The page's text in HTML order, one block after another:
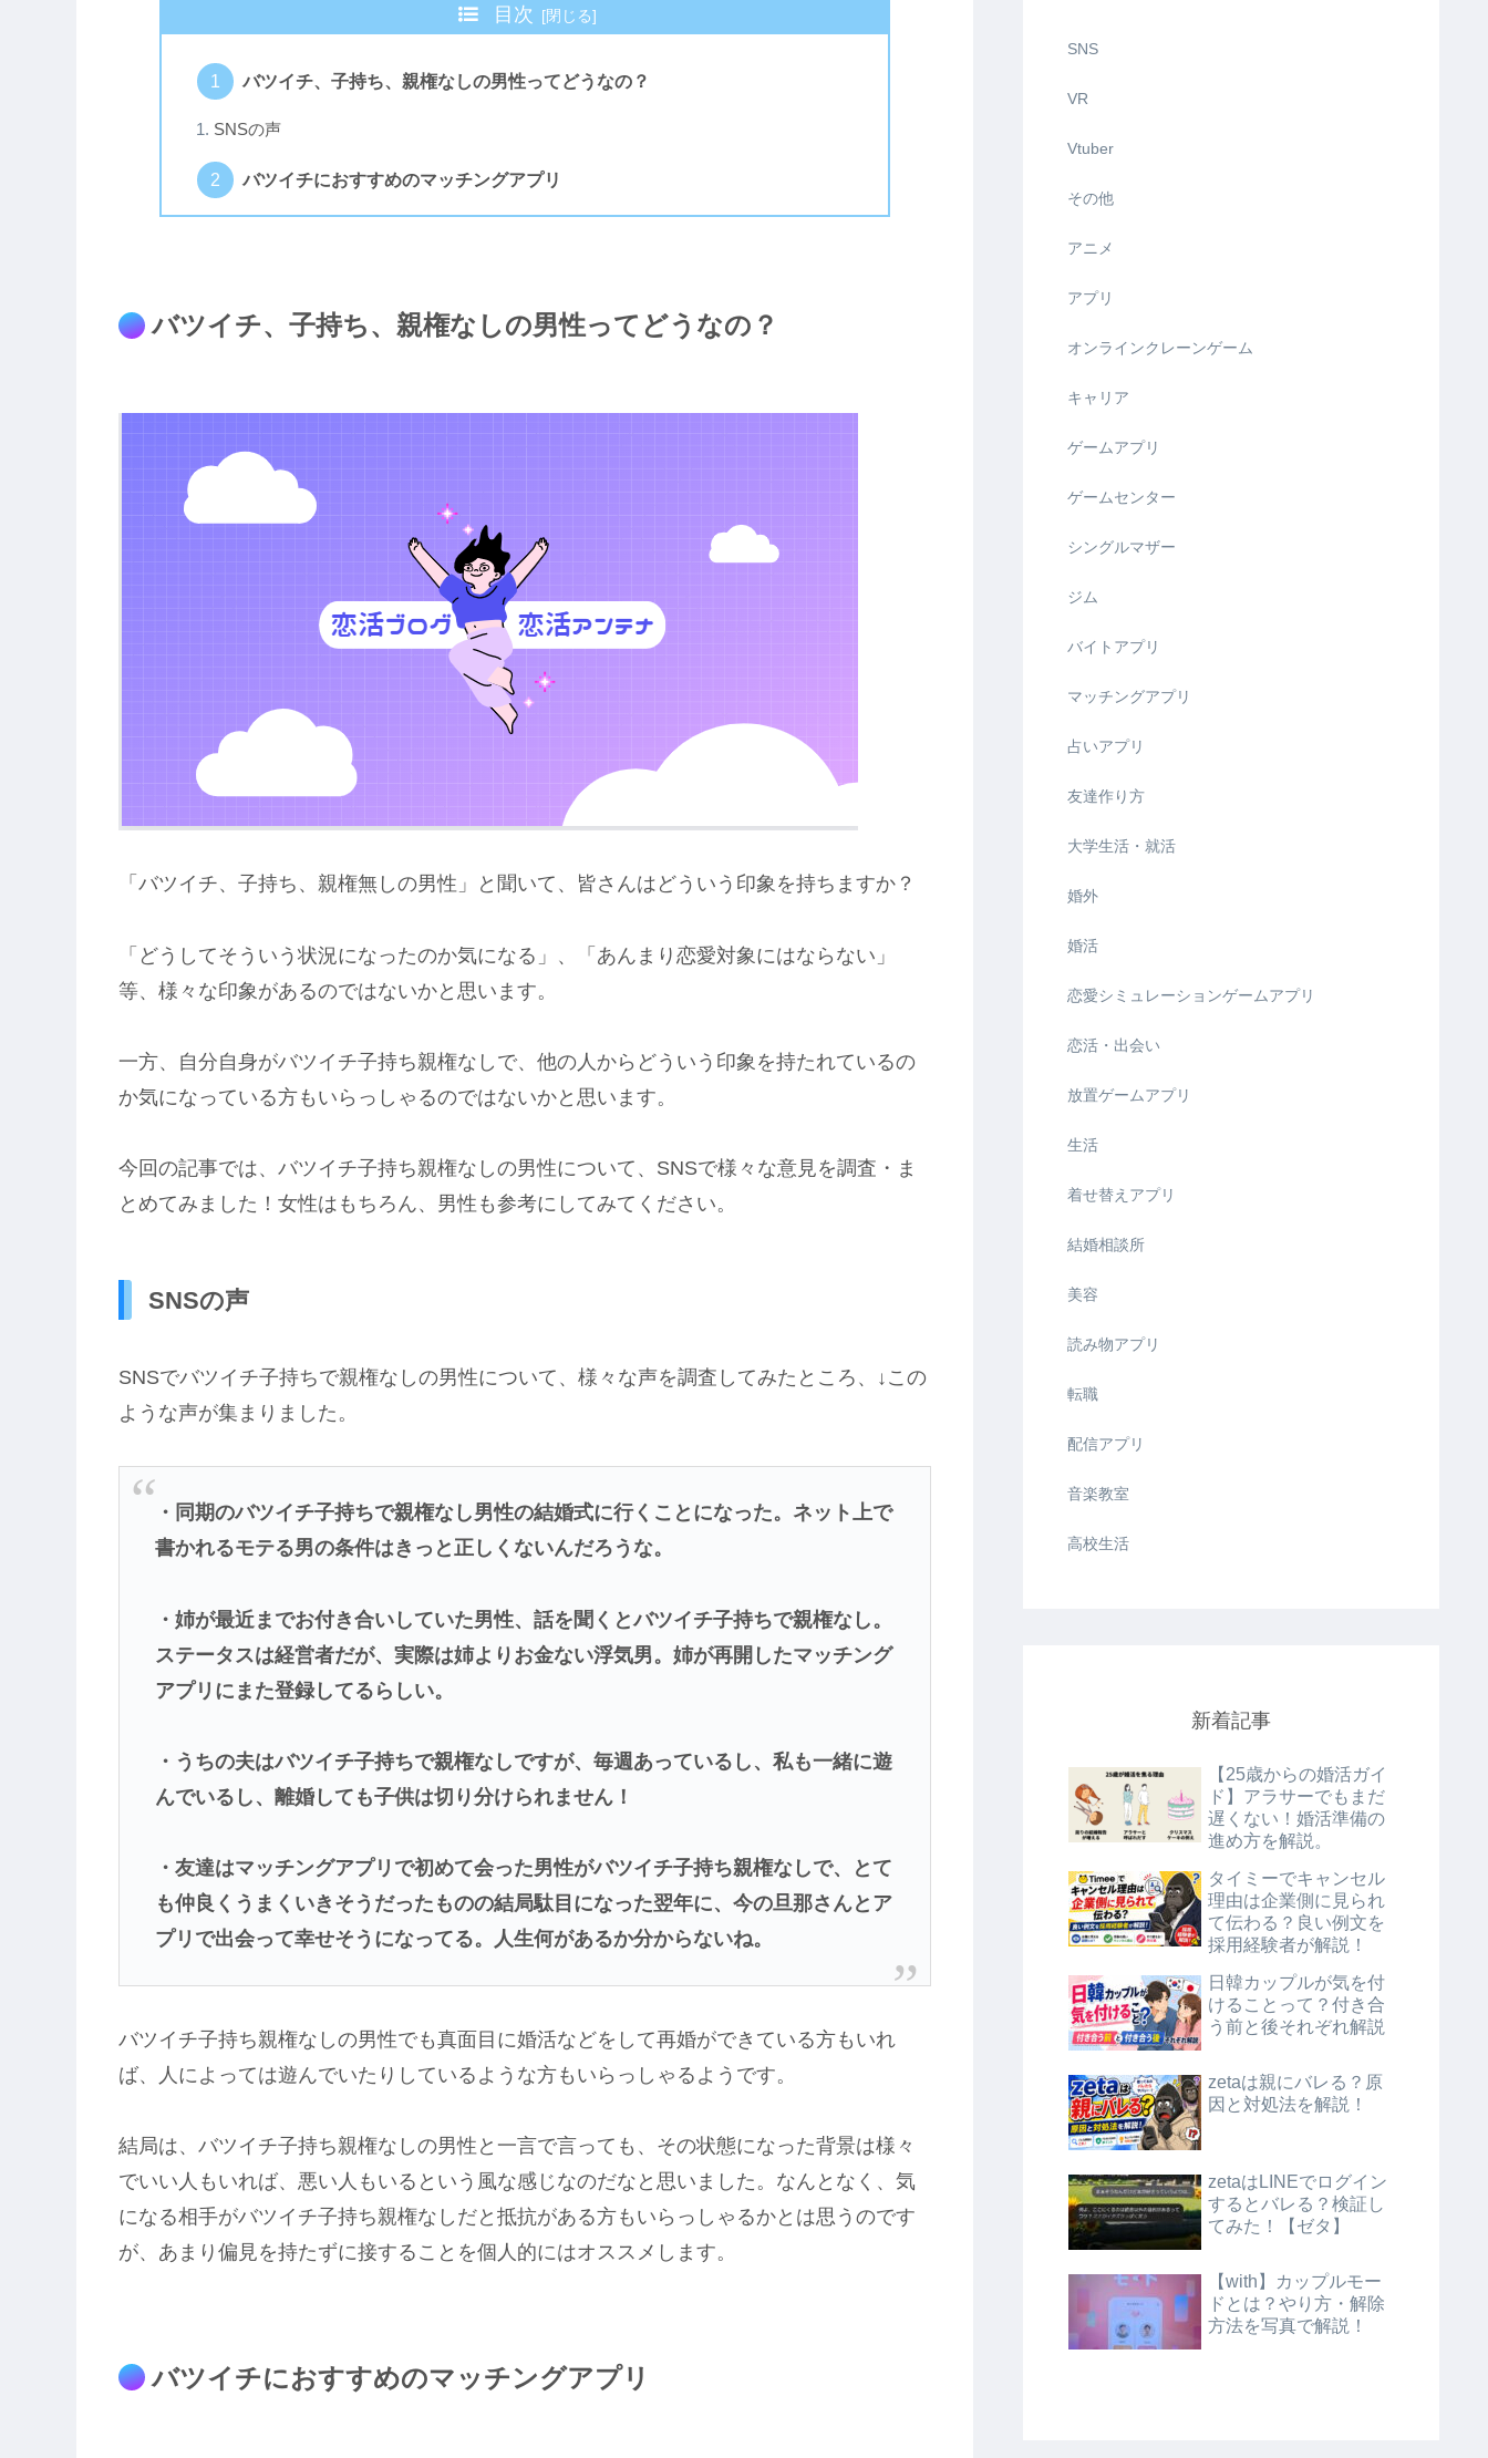
目次
バツイチ、子持ち、親権なしの男性ってどうなの？
SNSの声
バツイチにおすすめのマッチングアプリ
バツイチ、子持ち、親権なしの男性ってどうなの？
「バツイチ、子持ち、親権無しの男性」と聞いて、皆さんはどういう印象を持ちますか？
「どうしてそういう状況になったのか気になる」、「あんまり恋愛対象にはならない」
等、様々な印象があるのではないかと思います。
一方、自分自身がバツイチ子持ち親権なしで、他の人からどういう印象を持たれているの
か気になっている方もいらっしゃるのではないかと思います。
今回の記事では、バツイチ子持ち親権なしの男性について、SNSで様々な意見を調査・ま
とめてみました！女性はもちろん、男性も参考にしてみてください。
SNSの声
SNSでバツイチ子持ちで親権なしの男性について、様々な声を調査してみたところ、↓この
ような声が集まりました。
・同期のバツイチ子持ちで親権なし男性の結婚式に行くことになった。ネット上で
書かれるモテる男の条件はきっと正しくないんだろうな。
・姉が最近までお付き合いしていた男性、話を聞くとバツイチ子持ちで親権なし。
ステータスは経営者だが、実際は姉よりお金ない浮気男。姉が再開したマッチング
アプリにまた登録してるらしい。
・うちの夫はバツイチ子持ちで親権なしですが、毎週あっているし、私も一緒に遊
んでいるし、離婚しても子供は切り分けられません！
・友達はマッチングアプリで初めて会った男性がバツイチ子持ち親権なしで、とて
も仲良くうまくいきそうだったものの結局駄目になった翌年に、今の旦那さんとア
プリで出会って幸せそうになってる。人生何があるか分からないね。
バツイチ子持ち親権なしの男性でも真面目に婚活などをして再婚ができている方もいれ
ば、人によっては遊んでいたりしているような方もいらっしゃるようです。
結局は、バツイチ子持ち親権なしの男性と一言で言っても、その状態になった背景は様々
でいい人もいれば、悪い人もいるという風な感じなのだなと思いました。なんとなく、気
になる相手がバツイチ子持ち親権なしだと抵抗がある方もいらっしゃるかとは思うのです
が、あまり偏見を持たずに接することを個人的にはオススメします。
バツイチにおすすめのマッチングアプリ
SNS
VR
Vtuber
その他
アニメ
アプリ
オンラインクレーンゲーム
キャリア
ゲームアプリ
ゲームセンター
シングルマザー
ジム
バイトアプリ
マッチングアプリ
占いアプリ
友達作り方
大学生活・就活
婚外
婚活
恋愛シミュレーションゲームアプリ
恋活・出会い
放置ゲームアプリ
生活
着せ替えアプリ
結婚相談所
美容
読み物アプリ
転職
配信アプリ
音楽教室
高校生活
新着記事
【25歳からの婚活ガイ
ド】アラサーでもまだ
遅くない！婚活準備の
進め方を解説。
タイミーでキャンセル
理由は企業側に見られ
て伝わる？良い例文を
採用経験者が解説！
日韓カップルが気を付
けることって？付き合
う前と後それぞれ解説
zetaは親にバレる？原
因と対処法を解説！
zetaはLINEでログイン
するとバレる？検証し
てみた！【ゼタ】
【with】カップルモー
ドとは？やり方・解除
方法を写真で解説！